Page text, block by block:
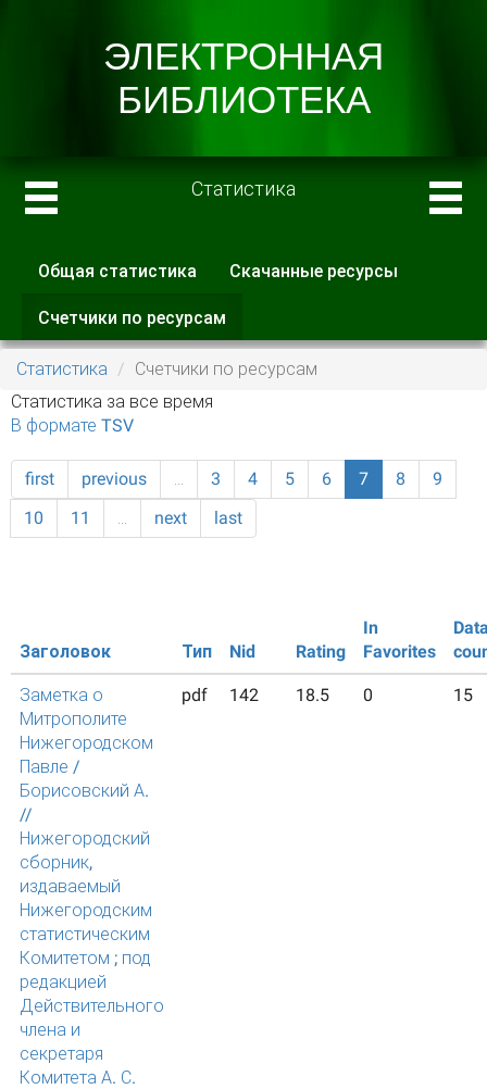
Статистика
Главные вкладки
Общая статистика Скачанные ресурсы
Счетчики по ресурсам
вкладка)
Статистика
Счетчики по ресурсам
Статистика за все время
В формате TSV
first previous … 3 4 5 6 7 8
9
10
11 … next last
Заголовок Тип Nid Rating
In
Favorites
Заметка о
Митрополите
Нижегородском
Павле /
Борисовский А.
//
Нижегородский
сборник,
издаваемый
Нижегородским
статистическим
Комитетом ; под
редакцией
Действительного
члена и
секретаря
Комитета А. С.
pdf 142 18.5 0 15